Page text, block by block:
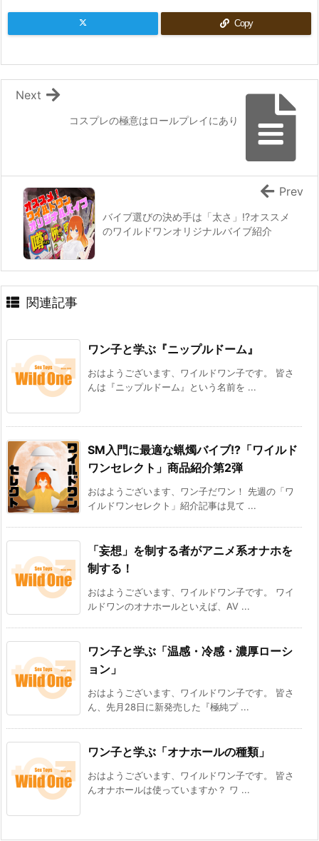
Copy
コスプレの極意はロールプレイにあり
Next
バイブ選びの決め手は「太さ」!?オススメ
のワイルドワンオリジナルバイブ紹介
Prev
関連記事
ワン子と学ぶ『ニップルドーム』
おはようございます、ワイルドワン子です。 皆さ
んは『ニップルドーム』という名前を ...
SM入門に最適な蝋燭バイブ!?「ワイルド
ワンセレクト」商品紹介第2弾
おはようございます、ワン子だワン！ 先週の「ワ
イルドワンセレクト」紹介記事は見て ...
「妄想」を制する者がアニメ系オナホを
制する！
おはようございます、ワイルドワン子です。 ワイ
ルドワンのオナホールといえば、AV ...
ワン子と学ぶ「温感・冷感・濃厚ローシ
ョン」
おはようございます、ワイルドワン子です。 皆さ
ん、先月28日に新発売した『極純プ ...
ワン子と学ぶ「オナホールの種類」
おはようございます、ワイルドワン子です。 皆さ
んオナホールは使っていますか？ ワ ...